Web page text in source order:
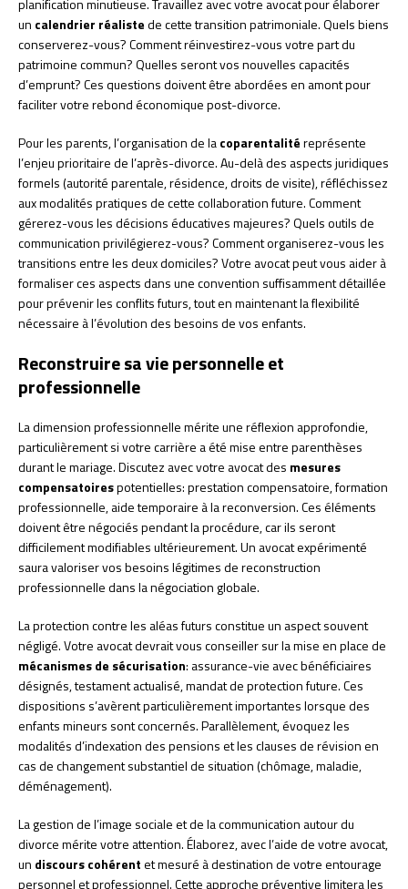
planification minutieuse. Travaillez avec votre avocat pour élaborer
un calendrier réalistede cette transition patrimoniale. Quels biens
conserverez-vous? Comment réinvestirez-vous votre part du
patrimoine commun? Quelles seront vos nouvelles capacités
d’emprunt? Ces questions doivent être abordées en amont pour
faciliter votre rebond économique post-divorce.
Pour les parents, l’organisation de lacoparentalitéreprésente
l’enjeu prioritaire de l’après-divorce. Au-delà des aspects juridiques
formels (autorité parentale, résidence, droits de visite), réfléchissez
aux modalités pratiques de cette collaboration future. Comment
gérerez-vous les décisions éducatives majeures? Quels outils de
communication privilégierez-vous? Comment organiserez-vous les
transitions entre les deux domiciles? Votre avocat peut vous aider à
formaliser ces aspects dans une convention suffisamment détaillée
pour prévenir les conflits futurs, tout en maintenant la flexibilité
nécessaire à l’évolution des besoins de vos enfants.
Reconstruire sa vie personnelle et
professionnelle
La dimension professionnelle mérite une réflexion approfondie,
particulièrement si votre carrière a été mise entre parenthèses
durant le mariage. Discutez avec votre avocat des mesures
compensatoirespotentielles: prestation compensatoire, formation
professionnelle, aide temporaire à la reconversion. Ces éléments
doivent être négociés pendant la procédure, car ils seront
difficilement modifiables ultérieurement. Un avocat expérimenté
saura valoriser vos besoins légitimes de reconstruction
professionnelle dans la négociation globale.
La protection contre les aléas futurs constitue un aspect souvent
négligé. Votre avocat devrait vous conseiller sur la mise en place de
mécanismes de sécurisation: assurance-vie avec bénéficiaires
désignés, testament actualisé, mandat de protection future. Ces
dispositions s’avèrent particulièrement importantes lorsque des
enfants mineurs sont concernés. Parallèlement, évoquez les
modalités d’indexation des pensions et les clauses de révision en
cas de changement substantiel de situation (chômage, maladie,
déménagement).
La gestion de l’image sociale et de la communication autour du
divorce mérite votre attention. Élaborez, avec l’aide de votre avocat,
un discours cohérentet mesuré à destination de votre entourage
personnel et professionnel. Cette approche préventive limitera les